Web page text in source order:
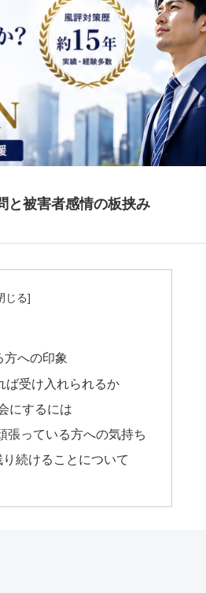
と被害者感情の板挟み
方への印象
ば受け入れられるか
にするには
張っている方への気持ち
続けることについて